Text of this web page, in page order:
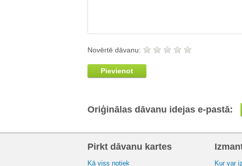
Novērtē dāvanu:
Pievienot
Oriģinālas dāvanu idejas e-pastā:
Pirkt dāvanu kartes
Kā viss notiek Kur var